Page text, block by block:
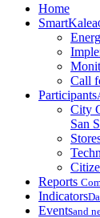
Home
SmartKalea
Call
Participants
City
San
Reports
Indicators
Eventsand